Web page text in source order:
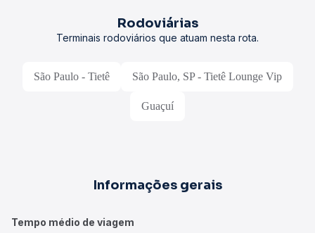
Rodoviárias
Terminais rodoviários que atuam nesta rota.
São Paulo - Tietê São Paulo, SP - Tietê Lounge Vip
Guaçuí
Informações gerais
Tempo médio de viagem